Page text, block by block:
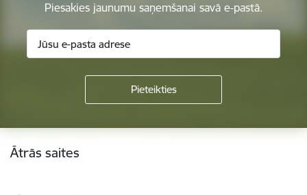
Piesakies jaunumu saņemšanai savā e-pastā.
Kājene
Ātrās saites